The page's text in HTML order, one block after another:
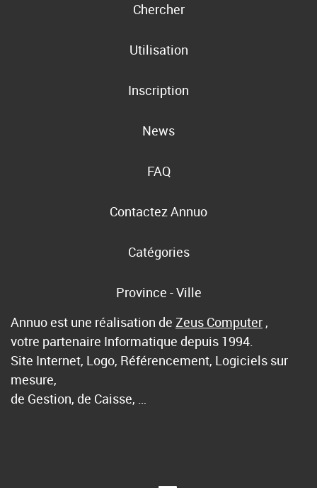
Chercher
Utilisation
Inscription
News
FAQ
Contactez Annuo
Catégories
Province - Ville
Annuo est une réalisation de Zeus Computer ,
votre partenaire Informatique depuis 1994.
Site Internet, Logo, Référencement, Logiciels sur
mesure,
de Gestion, de Caisse, …